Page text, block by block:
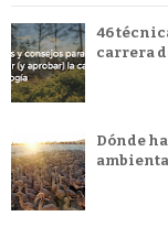
46
carrera
Dónde